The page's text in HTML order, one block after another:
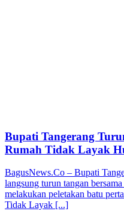
Bupati Tangerang
Rumah Tidak Layak
BagusNews.Co – Bupati
langsung turun tangan
melakukan peletakan batu
Tidak Layak [...]